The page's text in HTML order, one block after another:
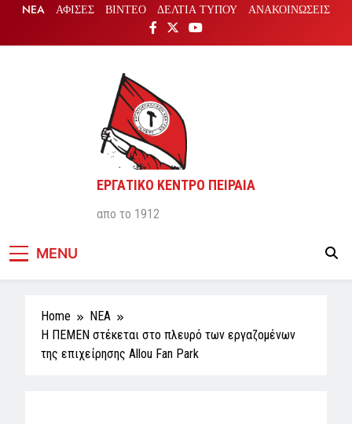
content
NEA ΑΦΙΣΕΣ ΒΙΝΤΕΟ ΔΕΛΤΙΑ ΤΥΠΟΥ ΑΝΑΚΟΙΝΩΣΕΙΣ
ΕΡΓΑΤΙΚΟ ΚΕΝΤΡΟ ΠΕΙΡΑΙΑ
απο το 1912
MENU
Home
NEA
Η ΠΕΜΕΝ στέκεται στο πλευρό των εργαζομένων
της επιχείρησης Allou Fan Park